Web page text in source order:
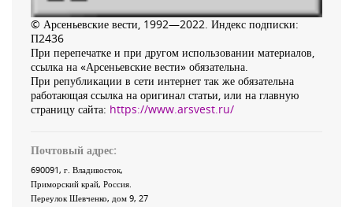
© Арсеньевские вести, 1992—2022. Индекс подписки:
П2436
При перепечатке и при другом использовании материалов,
ссылка на «Арсеньевские вести» обязательна.
При републикации в сети интернет так же обязательна
работающая ссылка на оригинал статьи, или на главную
страницу сайта: https://www.arsvest.ru/
Почтовый адрес:
690091, г. Владивосток,
Приморский край, Россия
Переулок Шевченко, дом 9, 27